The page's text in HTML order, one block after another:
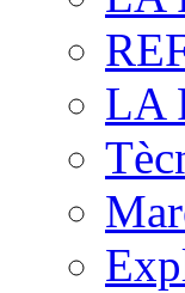
LA